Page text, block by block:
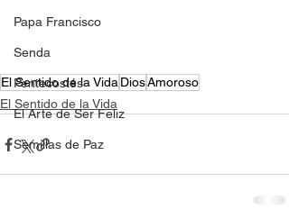
Papa Francisco
Senda
Pentecostés
El Arte de Ser Feliz
Semillas de Paz
El Sentido de la VidaDiosAmoroso
El Sentido de la Vida